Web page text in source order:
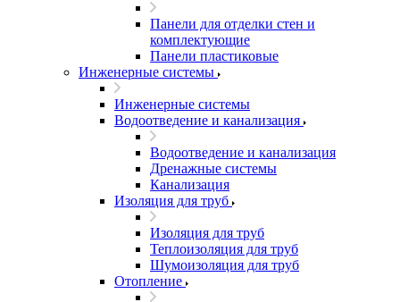
Панели для отделки стен и
комплектующие
Панели пластиковые
Инженерные системы
Инженерные системы
Водоотведение и канализация
Водоотведение и канализация
Дренажные системы
Канализация
Изоляция для труб
Изоляция для труб
Теплоизоляция для труб
Шумоизоляция для труб
Отопление